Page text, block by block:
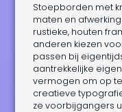
Stoepborden met
maten en
rustieke, houten
anderen kiezen
passen bij
aantrekkelijke
vermogen om op
creatieve
ze voorbijgangers